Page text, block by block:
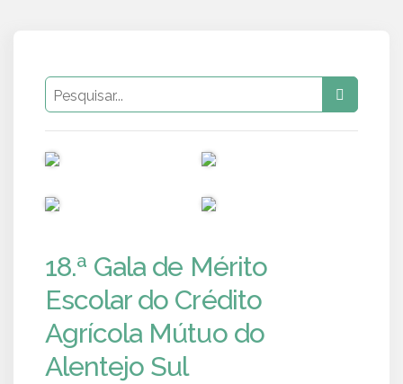
18.ª Gala de Mérito
Escolar do Crédito
Agrícola Mútuo do
Alentejo Sul